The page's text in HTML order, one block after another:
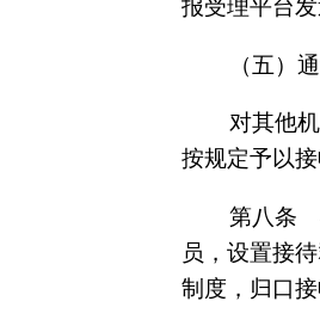
报受理平台
（五）
对其他
按规定予以接
第八条
员，设置接
制度，归口接